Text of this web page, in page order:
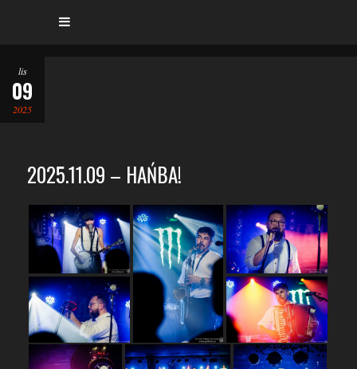
lis
09
2025
2025.11.09 – HAŃBA!